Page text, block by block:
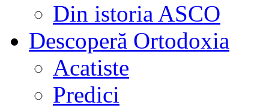
Din istoria ASCO
Descoperă Ortodoxia
Acatiste
Predici